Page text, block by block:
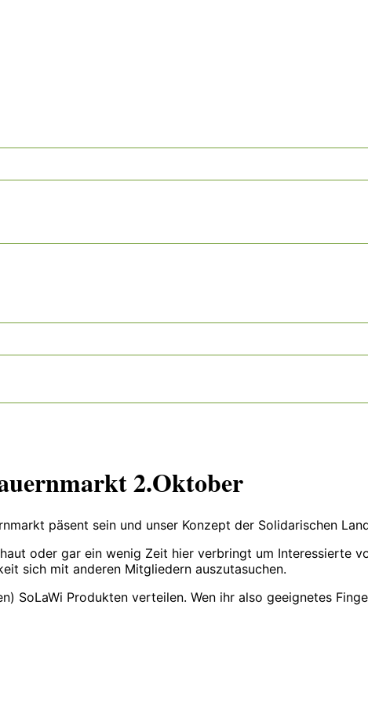
2.Oktober
päsent sein und unser Konzept der Solidarischen
oder gar ein wenig Zeit hier verbringt um Interessierte
sich mit anderen Mitgliedern auszutasuchen.
SoLaWi Produkten verteilen. Wen ihr also geeignetes